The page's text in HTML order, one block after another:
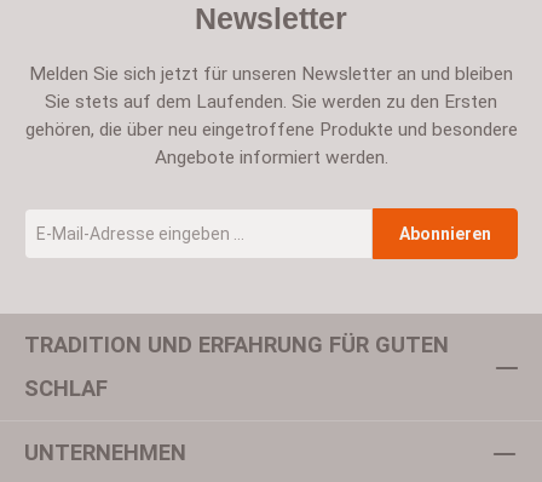
Newsletter
Melden Sie sich jetzt für unseren Newsletter an und bleiben
Sie stets auf dem Laufenden. Sie werden zu den Ersten
gehören, die über neu eingetroffene Produkte und besondere
Angebote informiert werden.
Abonnieren
Um weiterzugehen, geben Sie die oben abgebildeten Zeichen ein
TRADITION UND ERFAHRUNG FÜR GUTEN
SCHLAF
UNTERNEHMEN